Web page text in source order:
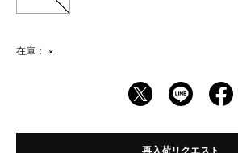
在庫： ×
再入荷リクエスト